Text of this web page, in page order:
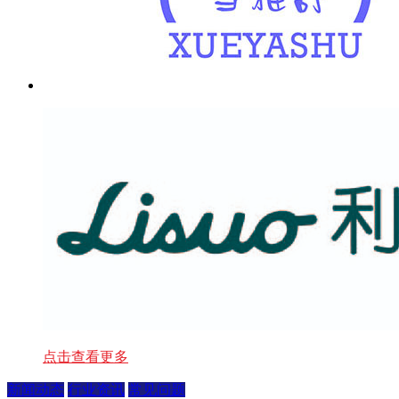
点击查看更多
新闻动态 行业资讯 常见问题